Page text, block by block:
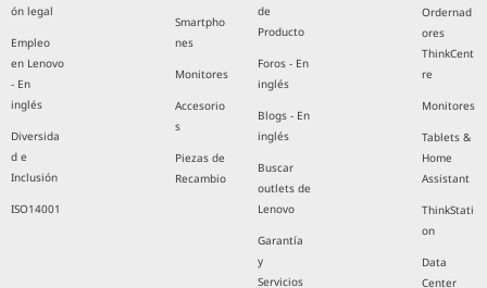
ón legal
Empleo
en Lenovo
- En
inglés
Diversida
d e
Inclusión
ISO14001
Smartpho
nes
Monitores
Accesorio
s
Piezas de
Recambio
de
Producto
Foros - En
inglés
Blogs - En
inglés
Buscar
outlets de
Lenovo
Garantía
y
Servicios
Ordernad
ores
ThinkCent
re
Monitores
Tablets &
Home
Assistant
ThinkStati
on
Data
Center